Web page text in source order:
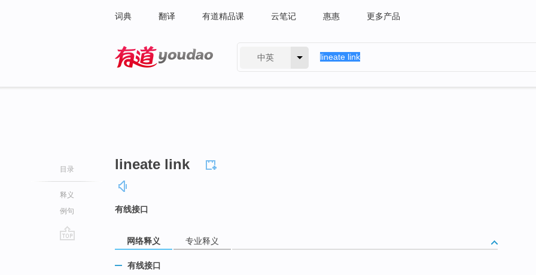
词典 翻译 有道精品课 云笔记 惠惠 更多产品
中英
目录
释义
例句
lineate link
有线接口
网络释义 专业释义
有线接口